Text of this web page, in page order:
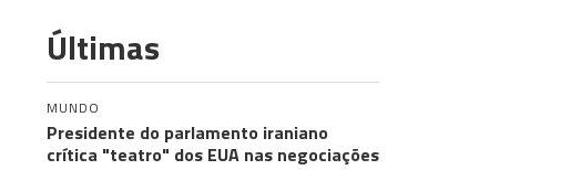
Últimas
MUNDO
Presidente do parlamento iraniano
crítica "teatro" dos EUA nas negociações